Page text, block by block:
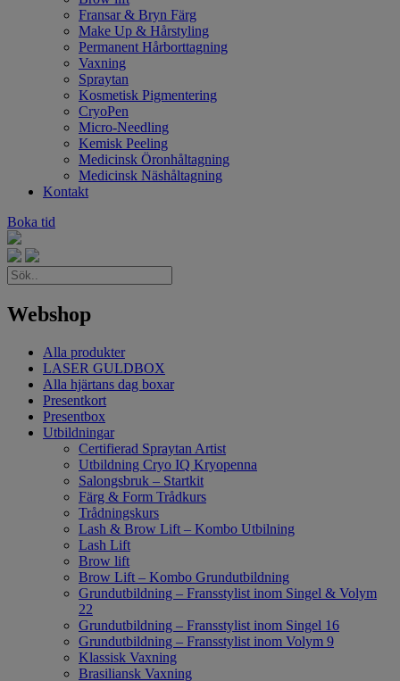
Fransar & Bryn Färg
Make Up & Hårstyling
Permanent Hårborttagning
Vaxning
Spraytan
Kosmetisk Pigmentering
CryoPen
Micro-Needling
Kemisk Peeling
Medicinsk Öronhåltagning
Medicinsk Näshåltagning
Kontakt
Boka tid
Webshop
Alla produkter
LASER GULDBOX
Alla hjärtans dag boxar
Presentkort
Presentbox
Utbildningar
Certifierad Spraytan Artist
Utbildning Cryo IQ Kryopenna
Salongsbruk – Startkit
Färg & Form Trådkurs
Trådningskurs
Lash & Brow Lift – Kombo Utbilning
Lash Lift
Brow lift
Brow Lift – Kombo Grundutbildning
Grundutbildning – Fransstylist inom Singel & Volym
22
Grundutbildning – Fransstylist inom Singel 16
Grundutbildning – Fransstylist inom Volym 9
Klassisk Vaxning
Brasiliansk Vaxning